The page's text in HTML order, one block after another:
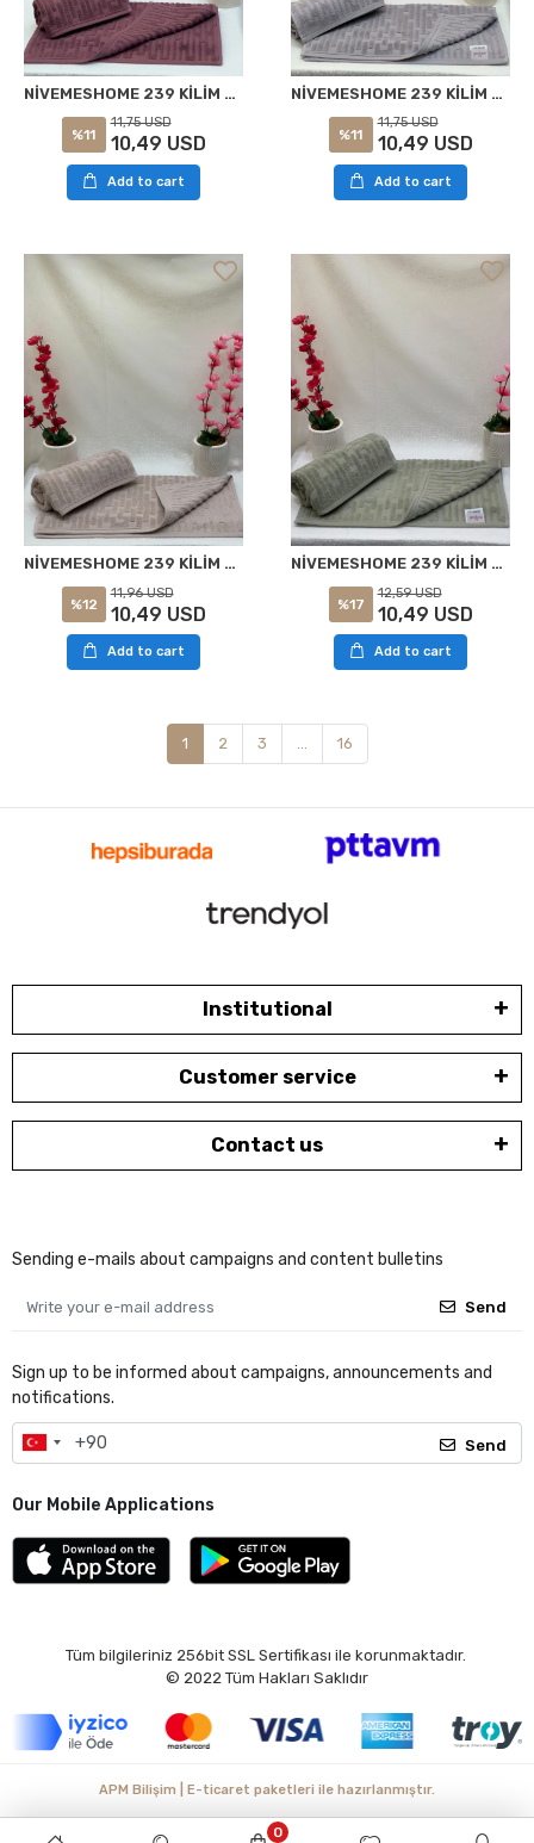
NİVEMESHOME 239 KİLİM MOR HAVLU NURPAK
%11
11,75 USD
10,49 USD
Add to cart
NİVEMESHOME 239 KİLİM AÇIK GRİ HAVLU NURPAK
%11
11,75 USD
10,49 USD
Add to cart
NİVEMESHOME 239 KİLİM BEJ HAVLU NURPAK
%12
11,96 USD
10,49 USD
Add to cart
NİVEMESHOME 239 KİLİM YEŞİL HAVLU NURPAK
%17
12,59 USD
10,49 USD
Add to cart
1 2 3 ... 16
Institutional
Customer service
Contact us
Sending e-mails about campaigns and content bulletins
Send
Sign up to be informed about campaigns, announcements and
notifications.
Send
Our Mobile Applications
Tüm bilgileriniz 256bit SSL Sertifikası ile korunmaktadır.
© 2022 Tüm Hakları Saklıdır
0
APM Bilişim | E-ticaret paketleri ile hazırlanmıştır.